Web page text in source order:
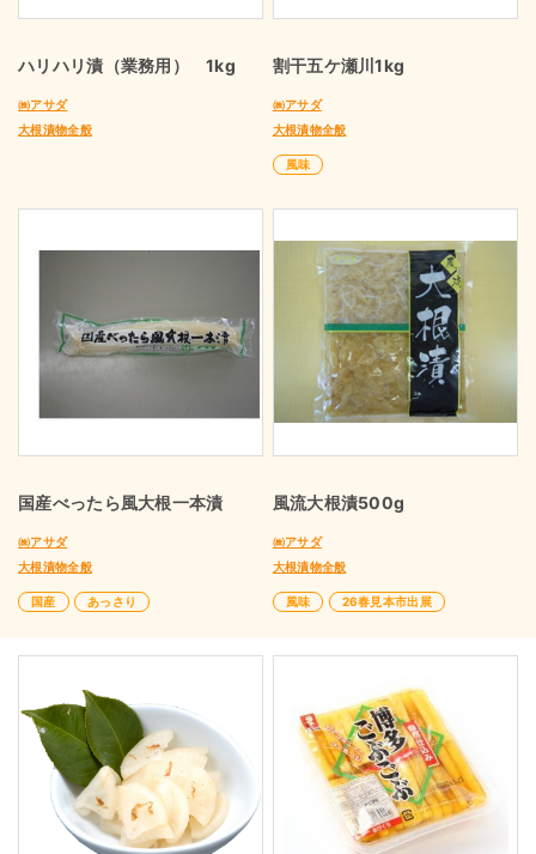
ハリハリ漬（業務用） 1kg
㈱アサダ
大根漬物全般
割干五ケ瀬川1kg
㈱アサダ
大根漬物全般
風味
国産べったら風大根一本漬
㈱アサダ
大根漬物全般
国産 あっさり
風流大根漬500g
㈱アサダ
大根漬物全般
風味 26春見本市出展